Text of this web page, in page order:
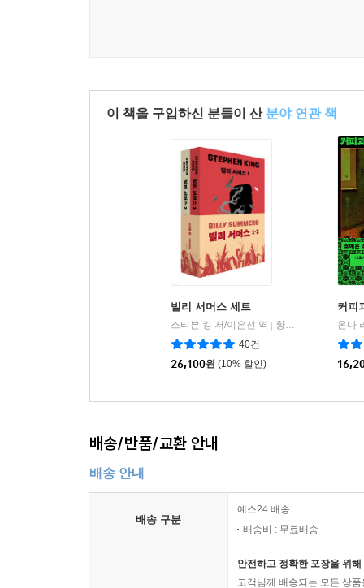
이 책을 구입하신 분들이 산 분야 연관 책
빌리 서머스 세트
스티븐 킹 저/이은선 역
황금가지
40건
26,100원 (10% 할인)
커피
온다
배송/반품/교환 안내
배송 안내
배송 구분
예스24 배송
배송비 : 무료배송
안전하고 정확한 포장을 위
고객님께 배송되는 모든 상